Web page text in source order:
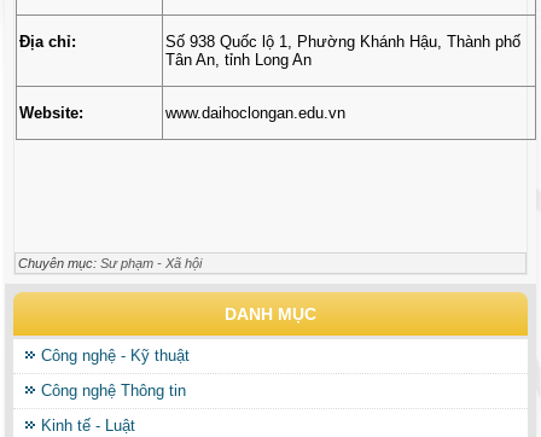
Địa chỉ:
Số 938 Quốc lộ 1, Phường Khánh Hậu, Thành phố
Tân An, tỉnh Long An
Website: www.daihoclongan.edu.vn
Chuyên mục:Sư phạm - Xã hội
DANH MỤC
Công nghệ - Kỹ thuật
Công nghệ Thông tin
Kinh tế - Luật